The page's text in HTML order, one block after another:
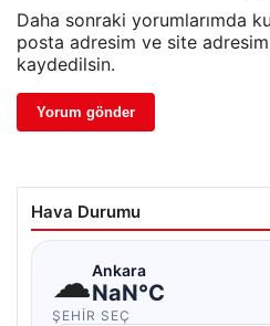
Daha sonraki yorumlarımda
posta adresim ve site adresim
kaydedilsin.
Hava Durumu
☁Ankara
NaN°C
ŞEHIR SEÇ